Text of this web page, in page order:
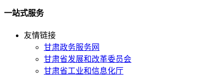
一站式服务
友情链接
甘肃政务服务网
甘肃省发展和改革委员会
甘肃省工业和信息化厅